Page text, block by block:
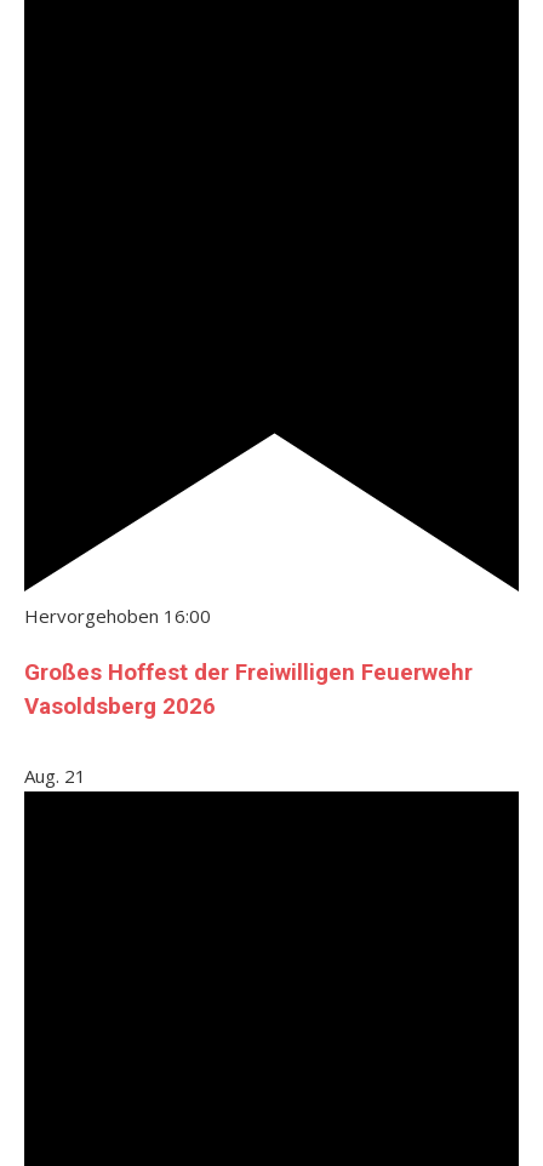
Hervorgehoben 16:00
Großes Hoffest der Freiwilligen Feuerwehr
Vasoldsberg 2026
Aug. 21